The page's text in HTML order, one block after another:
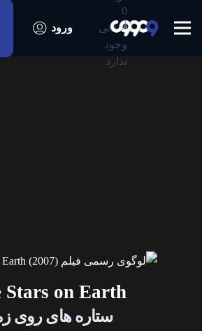
0
اعلانی
وجود
ندارد
ورود
Stars on Earth
ستاره های روی